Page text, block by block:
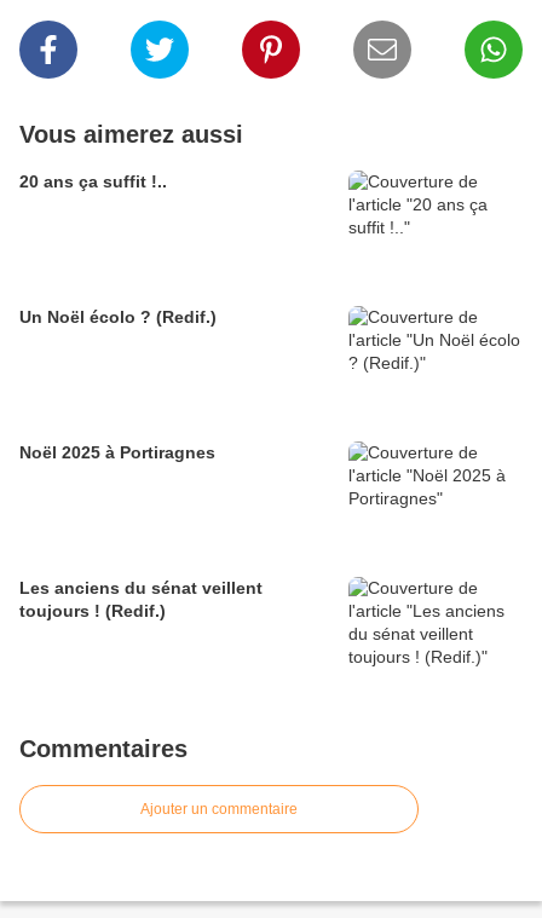
Vous aimerez aussi
20 ans ça suffit !..
Un Noël écolo ? (Redif.)
Noël 2025 à Portiragnes
Les anciens du sénat veillent
toujours ! (Redif.)
Commentaires
Ajouter un commentaire